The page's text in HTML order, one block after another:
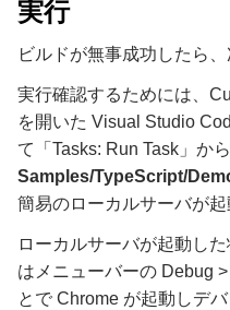
実行
ビルドが無事成功したら
実行確認するためには、
を開いた Visual Studio
て「Tasks: Run Task」から
Samples/TypeScript/
簡易のローカルサーバが起
ローカルサーバが起動し
はメニューバーの Debug
とで Chrome が起動しデバ